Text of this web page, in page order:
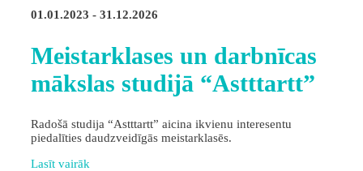
01.01.2023 - 31.12.2026
Meistarklases un darbnīcas
mākslas studijā “Astttartt”
Radošā studija “Astttartt” aicina ikvienu interesentu
piedalīties daudzveidīgās meistarklasēs.
Lasīt vairāk